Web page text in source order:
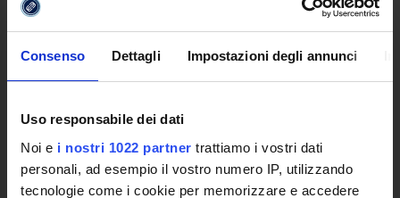
Consenso Dettagli Impostazioni degli annunci
Uso responsabile dei dati
Noi e i nostri 1022 partner trattiamo i vostri dati
personali, ad esempio il vostro numero IP, utilizzando
tecnologie come i cookie per memorizzare e accedere
Eventi
Siti Istituzionali e Progetti Interuniversitari
Accesso alla Banca Dati di Segreteria Online
Bacheca del Rettore
DIDATTICA
Corsi di Laurea